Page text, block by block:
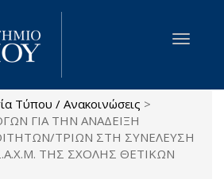
περιεχόμενο
Toggle
Τύπου / Ανακοινώσεις >
ΓΙΑ ΤΗΝ ΑΝΑΔΕΙΞΗ
ΤΡΙΩΝ ΣΤΗ ΣΥΝΕΛΕΥΣΗ
ΤΗΣ ΣΧΟΛΗΣ ΘΕΤΙΚΩΝ